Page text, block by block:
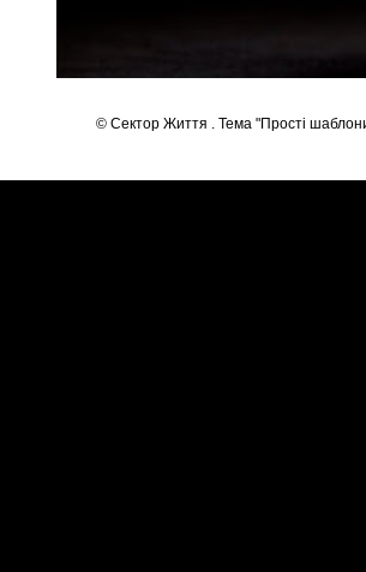
© Сектор Життя . Тема "Прості